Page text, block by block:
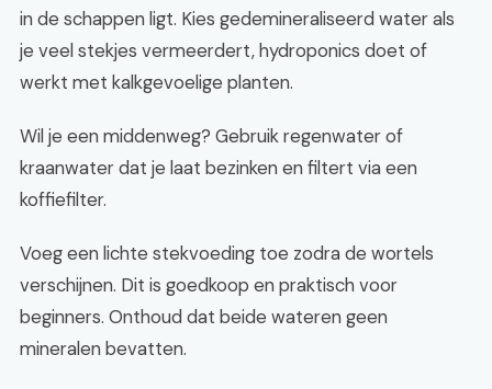
in de schappen ligt. Kies gedemineraliseerd water als
je veel stekjes vermeerdert, hydroponics doet of
werkt met kalkgevoelige planten.
Wil je een middenweg? Gebruik regenwater of
kraanwater dat je laat bezinken en filtert via een
koffiefilter.
Voeg een lichte stekvoeding toe zodra de wortels
verschijnen. Dit is goedkoop en praktisch voor
beginners. Onthoud dat beide wateren geen
mineralen bevatten.